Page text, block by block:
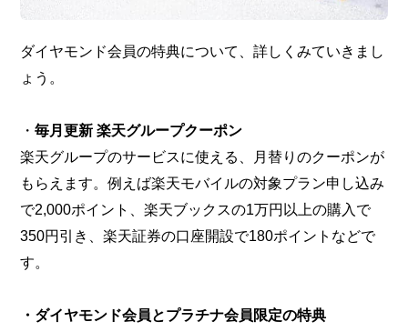
ダイヤモンド会員の特典について、詳しくみていきまし
ょう。
・毎月更新 楽天グループクーポン
楽天グループのサービスに使える、月替りのクーポンが
もらえます。例えば楽天モバイルの対象プラン申し込み
で2,000ポイント、楽天ブックスの1万円以上の購入で
350円引き、楽天証券の口座開設で180ポイントなどで
す。
・ダイヤモンド会員とプラチナ会員限定の特典